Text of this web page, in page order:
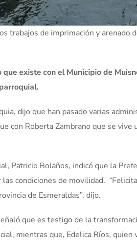
trabajos de imprimación y arenado
existe con el Municipio de
dijo que han pasado varias
con Roberta Zambrano que se
Patricio Bolaños, indicó que la
condiciones de movilidad.
de Esmeraldas”, dijo.
que es testigo de la
mientras que, Edelica Ríos, quien